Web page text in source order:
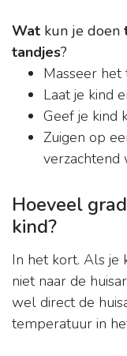
Wat kun je doen
tandjes?
Masseer het
Laat je kind
Geef je kind
Zuigen op
verzachtend
Hoeveel
kind?
In het kort. Als je
niet naar de
wel direct de
temperatuur in